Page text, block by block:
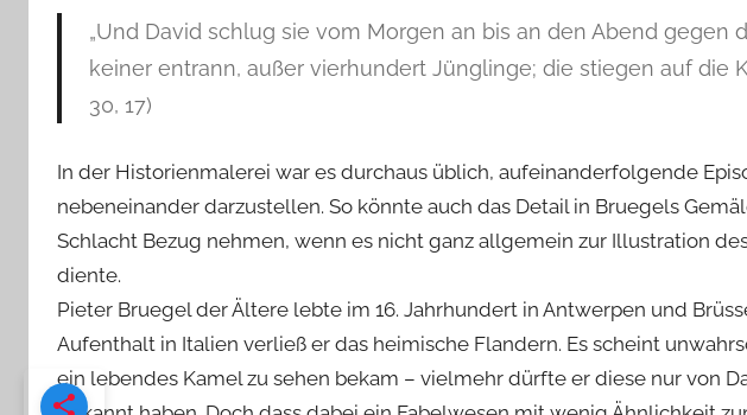
„Und David schlug sie vom Morgen an bis an den Abend gegen
keiner entrann, außer vierhundert Jünglinge; die stiegen auf die
30, 17)
In der Historienmalerei war es durchaus üblich, aufeinanderfolgende
nebeneinander darzustellen. So könnte auch das Detail in Bruegels
Schlacht Bezug nehmen, wenn es nicht ganz allgemein zur Illustration
diente.
Pieter Bruegel der Ältere lebte im 16. Jahrhundert in Antwerpen und
Aufenthalt in Italien verließ er das heimische Flandern. Es scheint
ein lebendes Kamel zu sehen bekam – vielmehr dürfte er diese nur von